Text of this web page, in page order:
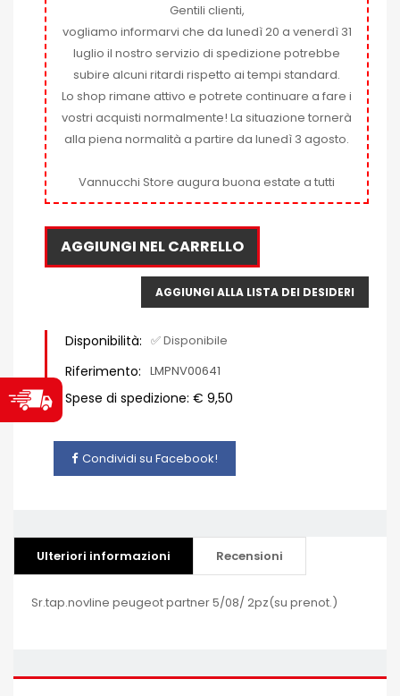
Gentili clienti,
vogliamo informarvi che da lunedì 20 a venerdì 31
luglio il nostro servizio di spedizione potrebbe
subire alcuni ritardi rispetto ai tempi standard.
Lo shop rimane attivo e potrete continuare a fare i
vostri acquisti normalmente! La situazione tornerà
alla piena normalità a partire da lunedì 3 agosto.
Vannucchi Store augura buona estate a tutti
AGGIUNGI NEL CARRELLO
AGGIUNGI ALLA LISTA DEI DESIDERI
Disponibilità: ✅ Disponibile
Riferimento: LMPNV00641
Spese di spedizione: € 9,50
Condividi su Facebook!
Ulteriori informazioni Recensioni
Sr.tap.novline peugeot partner 5/08/ 2pz(su prenot.)